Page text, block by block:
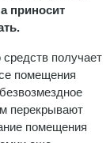
приносит
получает
помещения
перекрывают
помещения